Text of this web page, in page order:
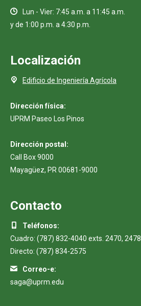
Lun - Vier: 7:45 a.m. a 11:45 a.m.
y de 1:00 p.m. a 4:30 p.m.
Localización
Edificio de Ingeniería Agrícola
Dirección física:
UPRM Paseo Los Pinos
Dirección postal:
Call Box 9000
Mayagüez, PR 00681-9000
Contacto
Teléfonos:
Cuadro: (787) 832-4040 exts. 2470, 2478
Directo: (787) 834-2575
Correo-e:
saga@uprm.edu